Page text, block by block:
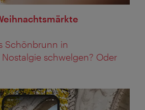
Schönbrunn in
schwelgen? Oder